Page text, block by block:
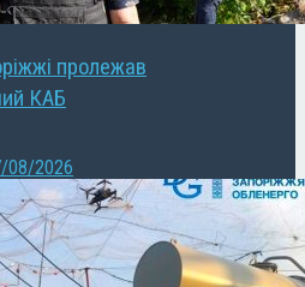
пролежав
КАБ
08/2026